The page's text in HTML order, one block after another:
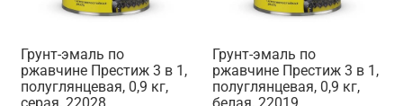
Грунт-эмаль по
ржавчине Престиж 3 в 1,
полуглянцевая, 0,9 кг,
Грунт-эмаль по
ржавчине Престиж 3 в 1,
полуглянцевая, 0,9 кг,